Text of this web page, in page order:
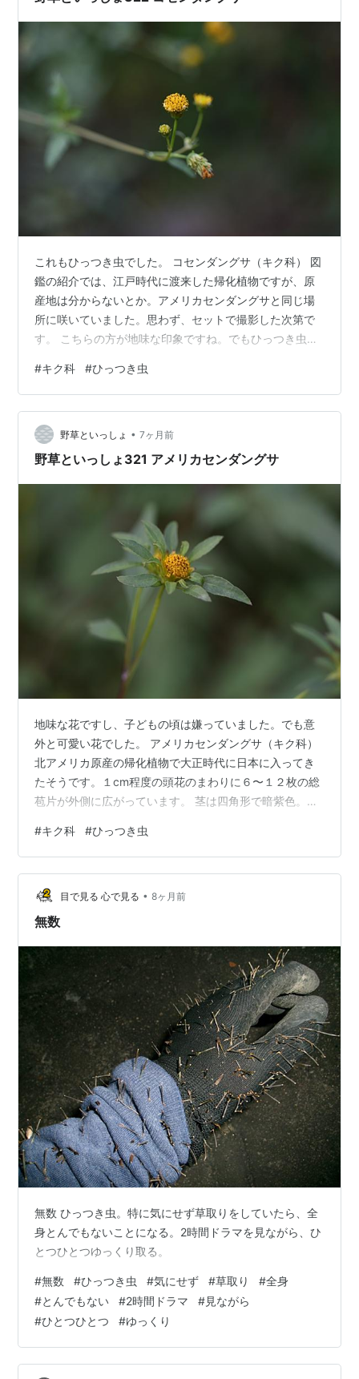
これもひっつき虫でした。 コセンダングサ（キク科） 図
鑑の紹介では、江戸時代に渡来した帰化植物ですが、原
産地は分からないとか。アメリカセンダングサと同じ場
所に咲いていました。思わず、セットで撮影した次第で
す。 こちらの方が地味な印象ですね。でもひっつき虫で
区
#キク科 #ひっつき虫
野草といっしょ • 7ヶ月前
野草といっしょ321 アメリカセンダングサ
地味な花ですし、子どもの頃は嫌っていました。でも意
外と可愛い花でした。 アメリカセンダングサ（キク科）
北アメリカ原産の帰化植物で大正時代に日本に入ってき
たそうです。１cm程度の頭花のまわりに６〜１２枚の総
苞片が外側に広がっています。 茎は四角形で暗紫色。果
っつき虫」と呼んで厄介者の植物でした。 撮影：２０２
５年１０月１２日 横浜市金沢区
#キク科 #ひっつき虫
目で見る 心で見る • 8ヶ月前
無数
無数 ひっつき虫。特に気にせず草取りをしていたら、全
身とんでもないことになる。2時間ドラマを見ながら、ひ
とつひとつゆっくり取る。
#無数 #ひっつき虫 #気にせず #草取り #全身
#とんでもない #2時間ドラマ #見ながら
#ひとつひとつ #ゆっくり